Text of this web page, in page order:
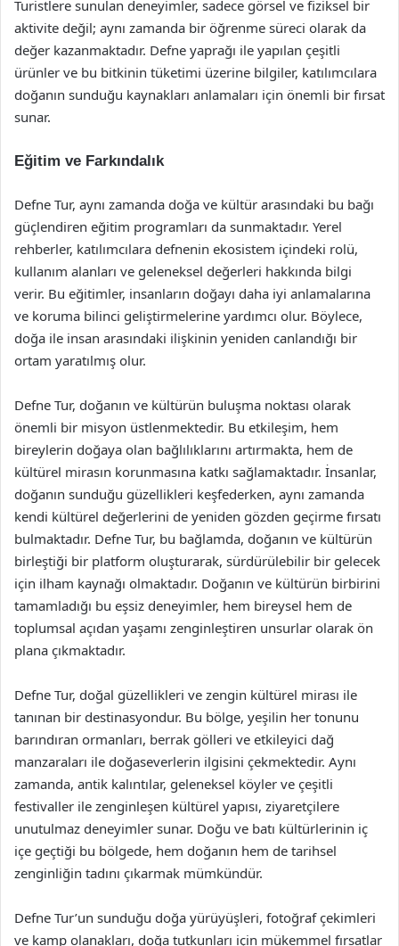
Turistlere sunulan deneyimler, sadece görsel ve fiziksel bir
aktivite değil; aynı zamanda bir öğrenme süreci olarak da
değer kazanmaktadır. Defne yaprağı ile yapılan çeşitli
ürünler ve bu bitkinin tüketimi üzerine bilgiler, katılımcılara
doğanın sunduğu kaynakları anlamaları için önemli bir fırsat
sunar.
Eğitim ve Farkındalık
Defne Tur, aynı zamanda doğa ve kültür arasındaki bu bağı
güçlendiren eğitim programları da sunmaktadır. Yerel
rehberler, katılımcılara defnenin ekosistem içindeki rolü,
kullanım alanları ve geleneksel değerleri hakkında bilgi
verir. Bu eğitimler, insanların doğayı daha iyi anlamalarına
ve koruma bilinci geliştirmelerine yardımcı olur. Böylece,
doğa ile insan arasındaki ilişkinin yeniden canlandığı bir
ortam yaratılmış olur.
Defne Tur, doğanın ve kültürün buluşma noktası olarak
önemli bir misyon üstlenmektedir. Bu etkileşim, hem
bireylerin doğaya olan bağlılıklarını artırmakta, hem de
kültürel mirasın korunmasına katkı sağlamaktadır. İnsanlar,
doğanın sunduğu güzellikleri keşfederken, aynı zamanda
kendi kültürel değerlerini de yeniden gözden geçirme fırsatı
bulmaktadır. Defne Tur, bu bağlamda, doğanın ve kültürün
birleştiği bir platform oluşturarak, sürdürülebilir bir gelecek
için ilham kaynağı olmaktadır. Doğanın ve kültürün birbirini
tamamladığı bu eşsiz deneyimler, hem bireysel hem de
toplumsal açıdan yaşamı zenginleştiren unsurlar olarak ön
plana çıkmaktadır.
Defne Tur, doğal güzellikleri ve zengin kültürel mirası ile
tanınan bir destinasyondur. Bu bölge, yeşilin her tonunu
barındıran ormanları, berrak gölleri ve etkileyici dağ
manzaraları ile doğaseverlerin ilgisini çekmektedir. Aynı
zamanda, antik kalıntılar, geleneksel köyler ve çeşitli
festivaller ile zenginleşen kültürel yapısı, ziyaretçilere
unutulmaz deneyimler sunar. Doğu ve batı kültürlerinin iç
içe geçtiği bu bölgede, hem doğanın hem de tarihsel
zenginliğin tadını çıkarmak mümkündür.
Defne Tur’un sunduğu doğa yürüyüşleri, fotoğraf çekimleri
ve kamp olanakları, doğa tutkunları için mükemmel fırsatlar